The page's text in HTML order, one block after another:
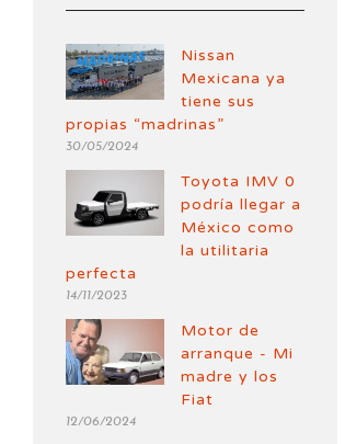
Nissan
Mexicana ya
tiene sus
propias “madrinas”
30/05/2024
Toyota IMV 0
podría llegar a
México como
la utilitaria
perfecta
14/11/2023
Motor de
arranque - Mi
madre y los
Fiat
12/06/2024